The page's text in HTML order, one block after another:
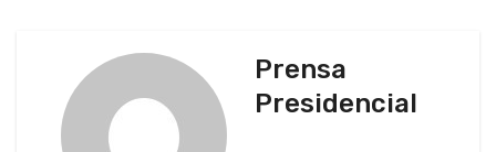
Prensa
Presidencial